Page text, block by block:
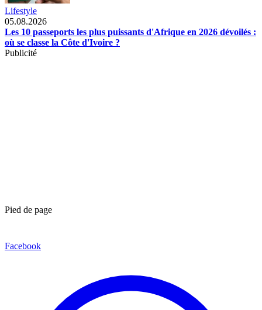
Lifestyle
05.08.2026
Les 10 passeports les plus puissants d'Afrique en 2026 dévoilés :
où se classe la Côte d'Ivoire ?
Publicité
Pied de page
Facebook